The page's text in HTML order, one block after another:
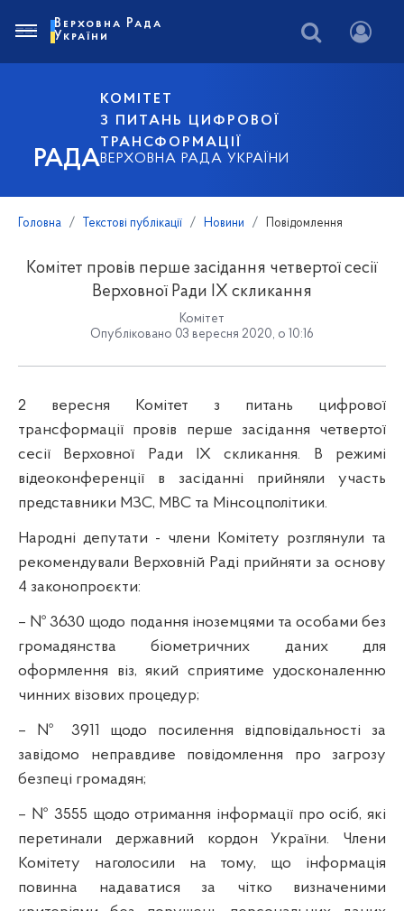
РАДА
КОМІТЕТ
З ПИТАНЬ ЦИФРОВОЇ
ТРАНСФОРМАЦІЇ
ВЕРХОВНА РАДА УКРАЇНИ
Верховна Рада
України
Головна Текстові публікації Новини Повідомлення
Комітет провів перше засідання четвертої сесії
Верховної Ради ІХ скликання
Комітет
Опубліковано 03 вересня 2020, о 10:16
2 вересня Комітет з питань цифрової
трансформації провів перше засідання четвертої
сесії Верховної Ради ІХ скликання. В режимі
відеоконференції в засіданні прийняли участь
представники МЗС, МВС та Мінсоцполітики.
Народні депутати - члени Комітету розглянули та
рекомендували Верховній Раді прийняти за основу
4 законопроєкти:
– № 3630 щодо подання іноземцями та особами без
громадянства біометричних даних для
оформлення віз, який сприятиме удосконаленню
чинних візових процедур;
– № 3911 щодо посилення відповідальності за
завідомо неправдиве повідомлення про загрозу
безпеці громадян;
– № 3555 щодо отримання інформації про осіб, які
перетинали державний кордон України. Члени
Комітету наголосили на тому, що інформація
повинна надаватися за чітко визначеними